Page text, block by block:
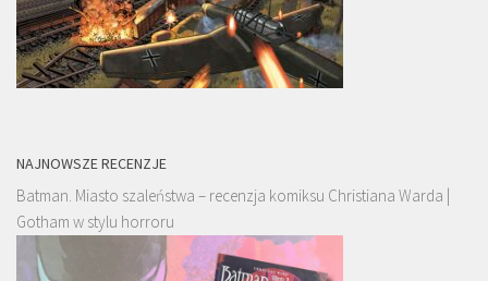
NAJNOWSZE RECENZJE
Batman. Miasto szaleństwa – recenzja komiksu Christiana Warda |
Gotham w stylu horroru